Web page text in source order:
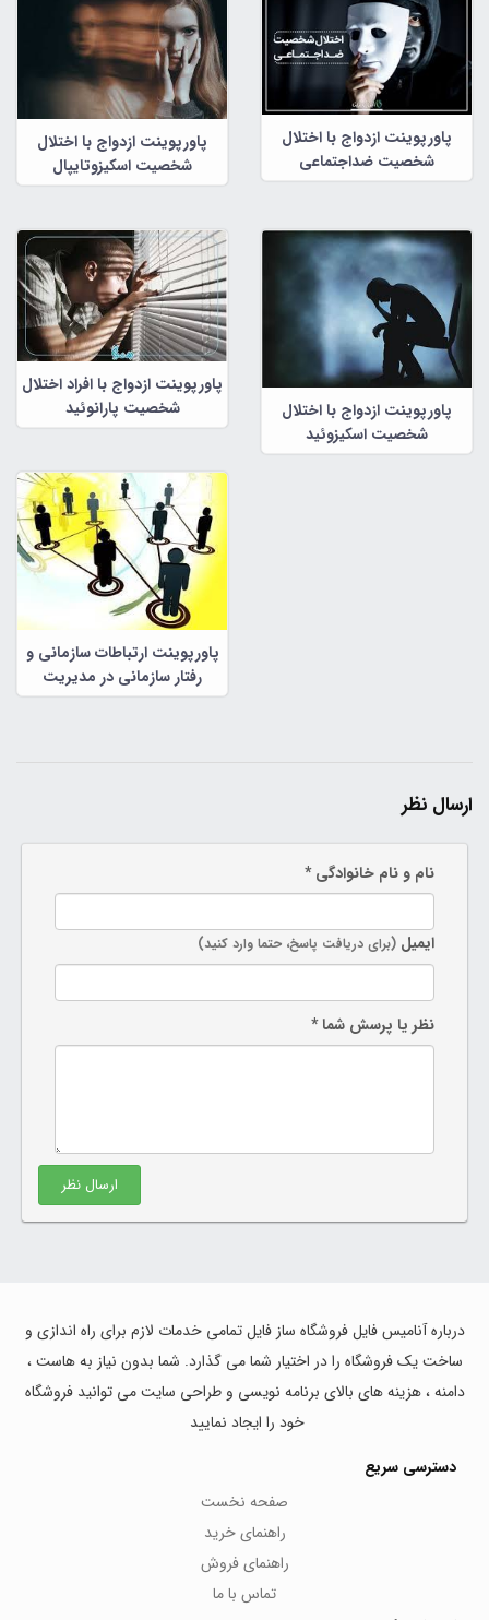
پاورپوینت ازدواج با اختلال
شخصیت ضداجتماعی
پاورپوینت ازدواج با اختلال
شخصیت اسکیزوتایپال
پاورپوینت ازدواج با اختلال
شخصیت اسکیزوئید
پاورپوینت ازدواج با افراد اختلال
شخصیت پارانوئید
پاورپوینت ارتباطات سازمانی و
رفتار سازمانی در مدیریت
سازمانی
ارسال نظر
نام و نام خانوادگی *
ایمیل (برای دریافت پاسخ، حتما وارد کنید)
نظر یا پرسش شما *
ارسال نظر
درباره آنامیس فایل فروشگاه ساز فایل تمامی خدمات لازم برای راه اندازی و
ساخت یک فروشگاه را در اختیار شما می گذارد. شما بدون نیاز به هاست ،
دامنه ، هزینه های بالای برنامه نویسی و طراحی سایت می توانید فروشگاه
خود را ایجاد نمایید
دسترسی سریع
صفحه نخست
راهنمای خرید
راهنمای فروش
تماس با ما